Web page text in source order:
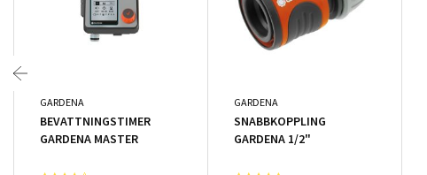
GARDENA
BEVATTNINGSTIMER
GARDENA MASTER
GARDENA
SNABBKOPPLING
GARDENA 1/2"